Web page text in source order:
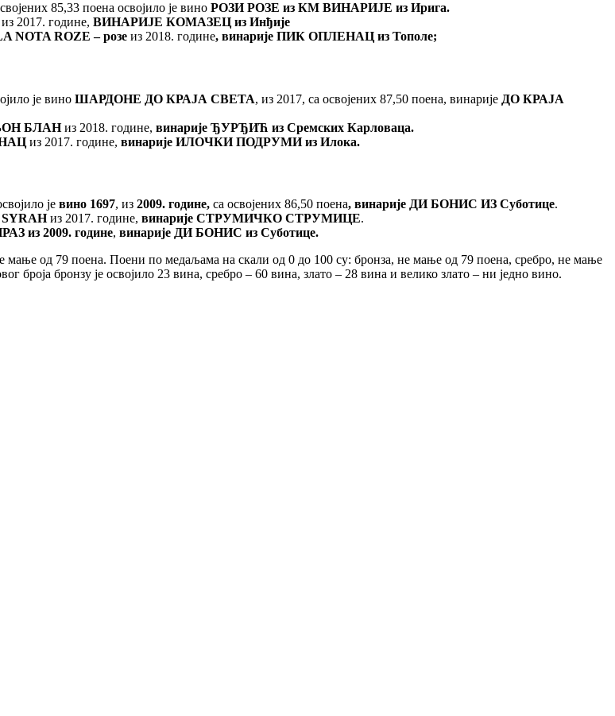
85,33 поена освојило је вино РОЗИ РОЗЕ из КМ ВИНАРИЈЕ из Ирига.
из 2017. године, ВИНАРИЈЕ КОМАЗЕЦ из Инђије
NOTA ROZE – розе из 2018. године, винарије ПИК ОПЛЕНАЦ из Тополе;
је вино ШАРДОНЕ ДО КРАЈА СВЕТА, из 2017, са освојених 87,50 поена, винарије ДО КРАЈА
БЛАНиз 2018. године, винарије ЂУРЂИЋ из Сремских Карловаца.
из 2017. године, винарије ИЛОЧКИ ПОДРУМИ из Илока.
је вино 1697, из 2009. године, са освојених 86,50 поена, винарије ДИ БОНИС ИЗ Суботице.
из 2017. године, винарије СТРУМИЧКО СТРУМИЦЕ.
из 2009. године, винарије ДИ БОНИС из Суботице.
мање од 79 поена. Поени по медаљама на скали од 0 до 100 су: бронза, не мање од 79 поена, сребро, не мање
бронзу је освојило 23 вина, сребро – 60 вина, злато – 28 вина и велико злато – ни једно вино.